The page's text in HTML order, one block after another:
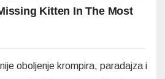
oboljenje krompira, paradajza i